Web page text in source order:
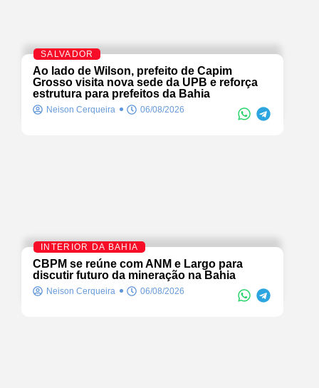
SALVADOR
Ao lado de Wilson, prefeito de Capim
Grosso visita nova sede da UPB e reforça
estrutura para prefeitos da Bahia
Neison Cerqueira 06/08/2026
INTERIOR DA BAHIA
CBPM se reúne com ANM e Largo para
discutir futuro da mineração na Bahia
Neison Cerqueira 06/08/2026